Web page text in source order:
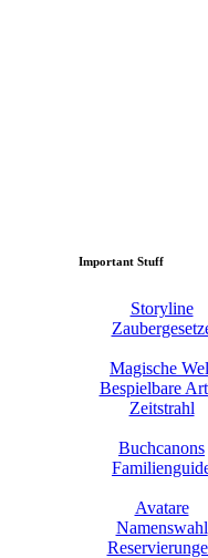
Important Stuff
Storyline
Magische
Bespielbare
Zeitstrahl
Buchcanons
Avatare
Namenswahl